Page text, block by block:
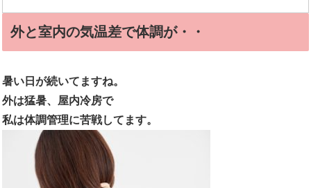
外と室内の気温差で体調が・・
暑い日が続いてますね。
外は猛暑、屋内冷房で
私は体調管理に苦戦してます。